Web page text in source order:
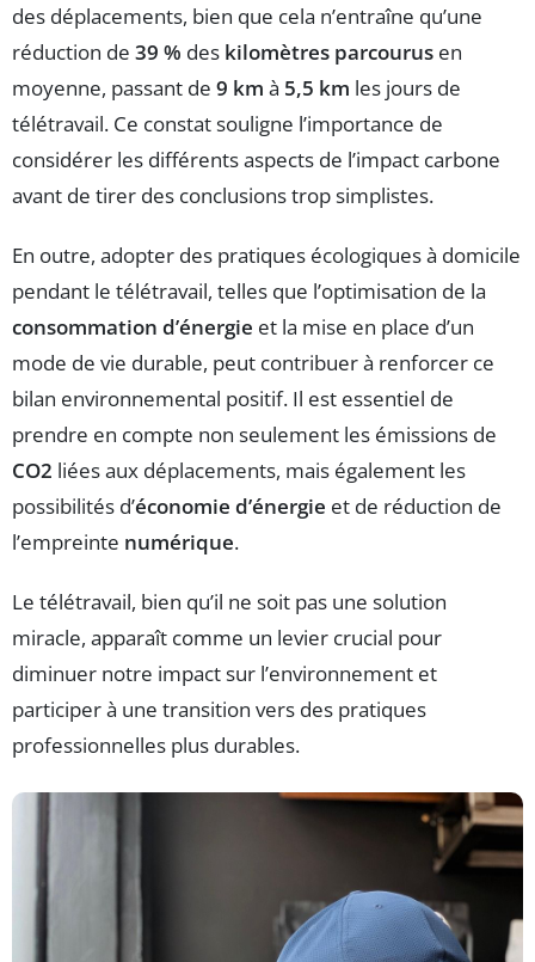
des déplacements, bien que cela n’entraîne qu’une
réduction de 39 % des kilomètres parcourus en
moyenne, passant de 9 km à 5,5 km les jours de
télétravail. Ce constat souligne l’importance de
considérer les différents aspects de l’impact carbone
avant de tirer des conclusions trop simplistes.
En outre, adopter des pratiques écologiques à domicile
pendant le télétravail, telles que l’optimisation de la
consommation d’énergie et la mise en place d’un
mode de vie durable, peut contribuer à renforcer ce
bilan environnemental positif. Il est essentiel de
prendre en compte non seulement les émissions de
CO2 liées aux déplacements, mais également les
possibilités d’économie d’énergie et de réduction de
l’empreinte numérique.
Le télétravail, bien qu’il ne soit pas une solution
miracle, apparaît comme un levier crucial pour
diminuer notre impact sur l’environnement et
participer à une transition vers des pratiques
professionnelles plus durables.